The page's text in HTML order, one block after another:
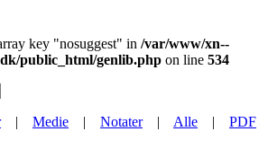
key "nosuggest" in /var/www/xn--
public_html/genlib.php on line 534
| Medie | Notater| Alle | PDF